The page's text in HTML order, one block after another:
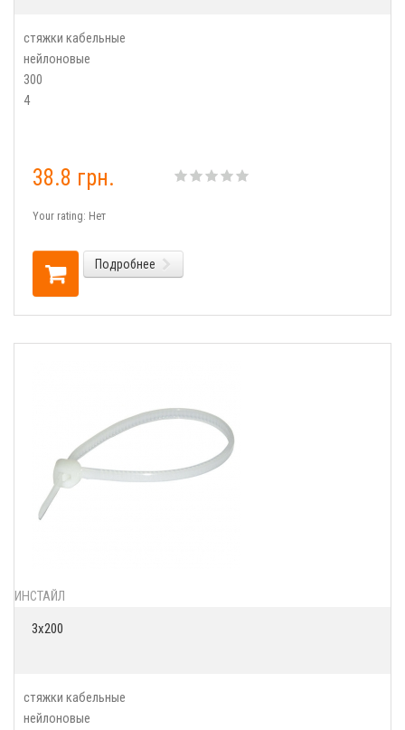
стяжки кабельные
нейлоновые
300
4
38.8 грн.
Your rating: Нет
Подробнее
ИНСТАЙЛ
3х200
стяжки кабельные
нейлоновые